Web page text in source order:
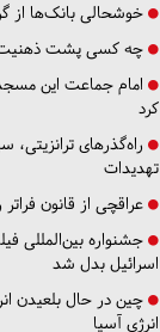
خوشحالی بانک‌ها از
چه کسی پشت ذهنیت
کرد
راه‌گذرهای ترانزیتی،
تهدیدات
عراقچی از قانون
جشنواره بین‌المللی
اسرائیل بدل شد
چین در حال بلعیدن
انرژی آسیا